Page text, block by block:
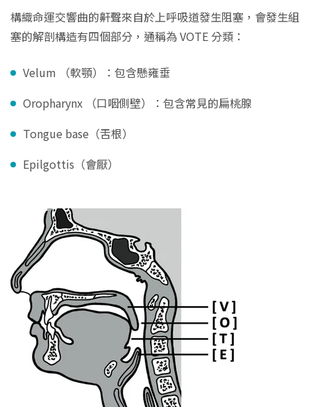
構織命運交響曲的鼾聲來自於上呼吸道發生阻塞，會發生組
塞的解剖構造有四個部分，通稱為 VOTE 分類：
Velum （軟顎）：包含懸雍垂
Oropharynx （口咽側壁）：包含常見的扁桃腺
Tongue base（舌根）
Epilgottis（會厭）